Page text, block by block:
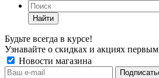
Найти
Будьте всегда в курсе!
Узнавайте о скидках и акциях первым
Новости магазина